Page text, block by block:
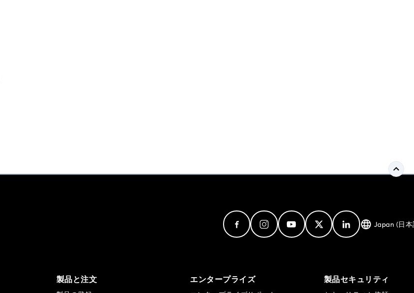
Japan (日本
製品と注文 エンタープライズ 製品セキュリティ